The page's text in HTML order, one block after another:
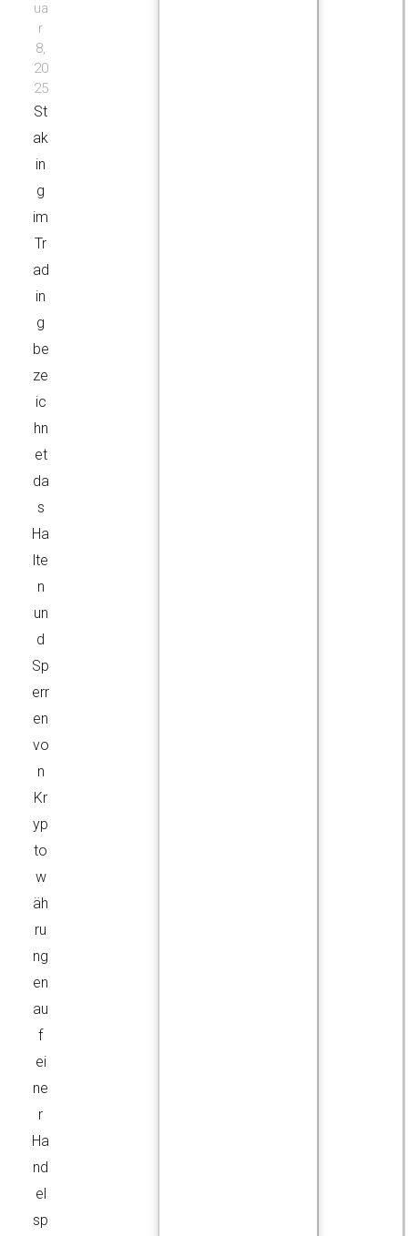
ua
r
8,
20
25
St
ak
in
g
im
Tr
ad
in
g
be
ze
ic
hn
et
da
s
Ha
lte
n
un
d
Sp
err
en
vo
n
Kr
yp
to
w
äh
ru
ng
en
au
f
ei
ne
r
Ha
nd
el
sp